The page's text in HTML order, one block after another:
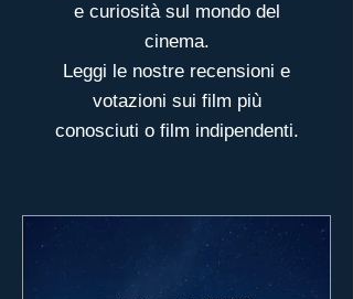
e curiosità sul mondo del
cinema.
Leggi le nostre recensioni e
votazioni sui film più
conosciuti o film indipendenti.